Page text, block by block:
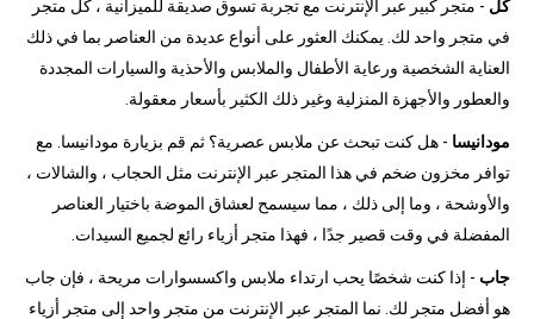
كل - متجر كبير عبر الإنترنت مع تجربة تسوق صديقة للميزانية ، كل متجر
في متجر واحد لك. يمكنك العثور على أنواع عديدة من العناصر بما في ذلك
العناية الشخصية ورعاية الأطفال والملابس والأحذية والسيارات المجددة
والعطور والأجهزة المنزلية وغير ذلك الكثير بأسعار معقولة.
مودانيسا - هل كنت تبحث عن ملابس عصرية؟ ثم قم بزيارة مودانيسا. مع
توافر مخزون ضخم في هذا المتجر عبر الإنترنت مثل الحجاب ، والشالات ،
والأوشحة ، وما إلى ذلك ، مما سيسمح لعشاق الموضة باختيار العناصر
المفضلة في وقت قصير جدًا ، فهذا متجر أزياء رائع لجميع السيدات.
جاب - إذا كنت شخصًا يحب ارتداء ملابس واكسسوارات مريحة ، فإن جاب
هو أفضل متجر لك. نما المتجر عبر الإنترنت من متجر واحد إلى متجر أزياء